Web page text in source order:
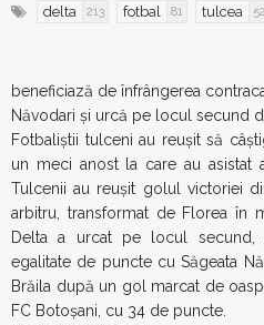
delta 213 fotbal 81 tulcea
beneficiază de înfrângerea
Năvodari şi urcă pe locul secund
Fotbaliştii tulceni au reuşit să
un meci anost la care au asistat
Tulcenii au reuşit golul victoriei
arbitru, transformat de Florea în
Delta a urcat pe locul secund,
egalitate de puncte cu Săgeata
Brăila după un gol marcat de
FC Botoşani, cu 34 de puncte.